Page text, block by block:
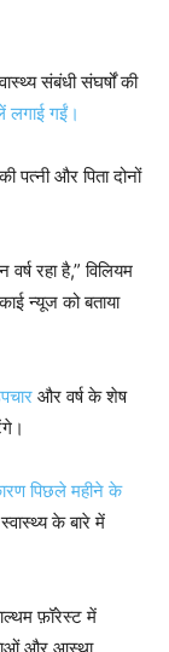
संबंधी संघर्षों की
लगाई गईं।
पत्नी और पिता दोनों
रहा है,” विलियम
न्यूज को बताया
और वर्ष के शेष
पिछले महीने के
के बारे में
फ़ॉरेस्ट में